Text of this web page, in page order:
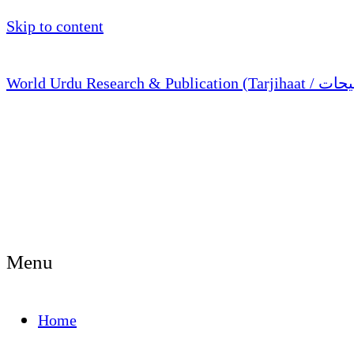
Skip to content
Menu
Home